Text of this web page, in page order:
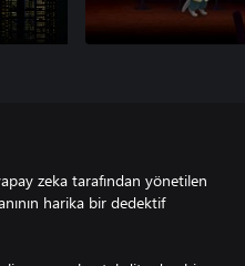
zeka tarafından yönetilen
harika bir dedektif